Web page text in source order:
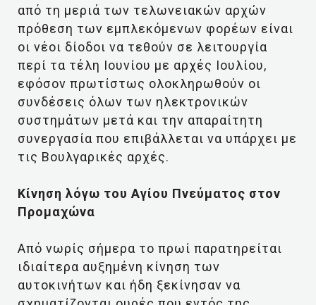
από τη μεριά των τελωνειακών αρχών
πρόθεση των εμπλεκόμενων φορέων είναι
οι νέοι δίοδοι να τεθούν σε λειτουργία
περί τα τέλη Ιουνίου με αρχές Ιουλίου,
εφόσον πρωτίστως ολοκληρωθούν οι
συνδέσεις όλων των ηλεκτρονικών
συστημάτων μετά και την απαραίτητη
συνεργασία που επιβάλλεται να υπάρχει με
τις Βουλγαρικές αρχές.
Κίνηση λόγω του Αγίου Πνεύματος στον
Προμαχώνα
Από νωρίς σήμερα το πρωί παρατηρείται
ιδιαίτερα αυξημένη κίνηση των
αυτοκινήτων και ήδη ξεκίνησαν να